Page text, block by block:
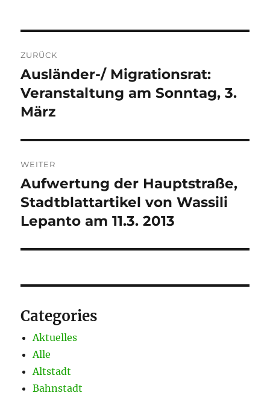
ZURÜCK
Vorheriger
Beitrag:
Ausländer-/ Migrationsrat:
Veranstaltung am Sonntag, 3.
März
WEITER
Nächster
Beitrag:
Aufwertung der Hauptstraße,
Stadtblattartikel von Wassili
Lepanto am 11.3. 2013
Categories
Aktuelles
Alle
Altstadt
Bahnstadt